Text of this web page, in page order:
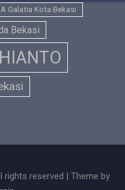
Galatia Kota Bekasi
Bekasi
reserved | Theme by